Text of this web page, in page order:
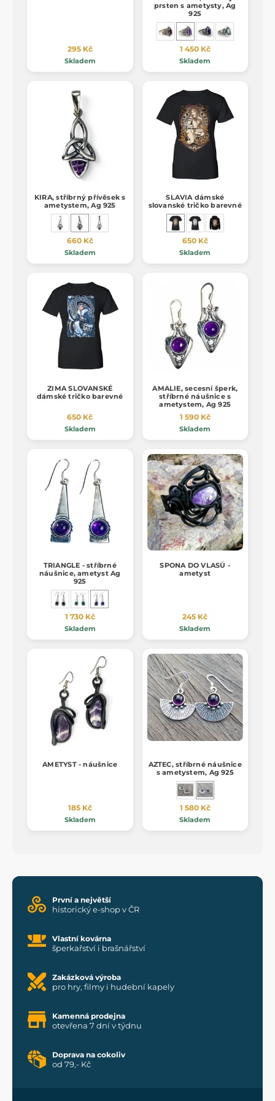
295 Kč
Skladem
prsten s ametysty, Ag
925
1 450 Kč
Skladem
KIRA, stříbrný přívěsek s
ametystem, Ag 925
660 Kč
Skladem
SLAVIA dámské
slovanské tričko barevné
650 Kč
Skladem
ZIMA SLOVANSKÉ
dámské tričko barevné
650 Kč
Skladem
AMALIE, secesní šperk,
stříbrné náušnice s
ametystem, Ag 925
1 590 Kč
Skladem
TRIANGLE - stříbrné
náušnice, ametyst Ag
925
1 730 Kč
Skladem
SPONA DO VLASŮ -
ametyst
245 Kč
Skladem
AMETYST - náušnice
185 Kč
Skladem
AZTEC, stříbrné náušnice
s ametystem, Ag 925
1 580 Kč
Skladem
První a největší
historický e-shop v ČR
Vlastní kovárna
šperkařství i brašnářství
Zakázková výroba
pro hry, filmy i hudební kapely
Kamenná prodejna
otevřena 7 dní v týdnu
Doprava na cokoliv
od 79,- Kč